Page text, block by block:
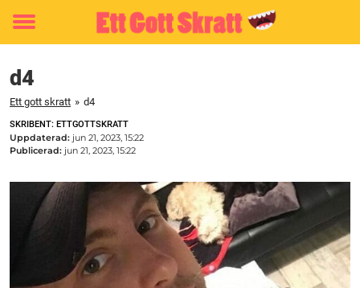
Toggle
d4
Ett gott skratt » d4
SKRIBENT: ETTGOTTSKRATT
Uppdaterad: jun 21, 2023, 15:22
Publicerad: jun 21, 2023, 15:22